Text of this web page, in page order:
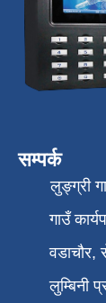
सम्पर्क
लुङ्ग्री
गाउँ
वडाचौर,
लुम्बिनी